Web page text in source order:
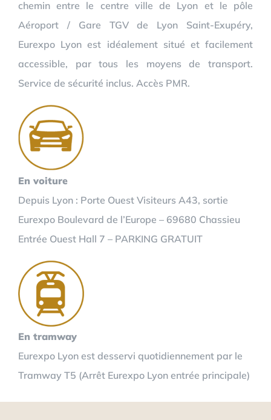
chemin entre le centre ville de Lyon et le pôle
Aéroport / Gare TGV de Lyon Saint-Exupéry,
Eurexpo Lyon est idéalement situé et facilement
accessible, par tous les moyens de transport.
Service de sécurité inclus. Accès PMR.
En voiture
Depuis Lyon : Porte Ouest Visiteurs A43, sortie
Eurexpo Boulevard de l’Europe – 69680 Chassieu
Entrée Ouest Hall 7 – PARKING GRATUIT
En tramway
Eurexpo Lyon est desservi quotidiennement par le
Tramway T5 (Arrêt Eurexpo Lyon entrée principale)